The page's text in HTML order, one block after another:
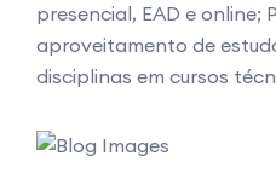
presencial, EAD e online;
aproveitamento de
disciplinas em cursos